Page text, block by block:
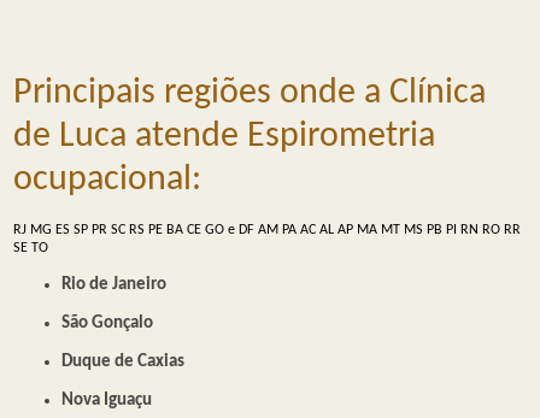
Principais regiões onde a Clínica
de Luca atende Espirometria
ocupacional:
RJ MG ES SP PR SC RS PE BA CE GO e DF AM PA AC AL AP MA MT MS PB PI RN RO RR
SE TO
Rio de Janeiro
São Gonçalo
Duque de Caxias
Nova Iguaçu